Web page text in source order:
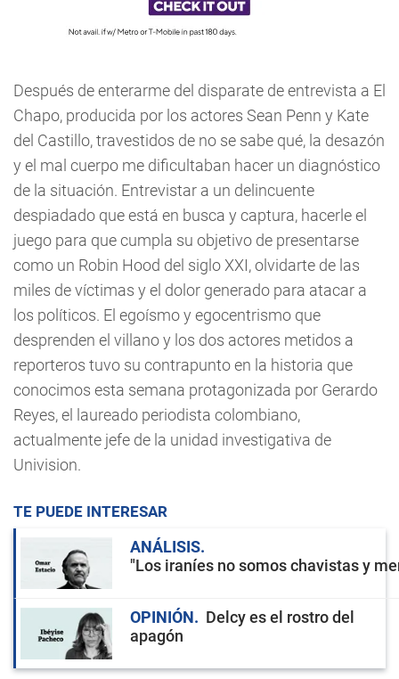
Después de enterarme del disparate de entrevista a El
Chapo, producida por los actores Sean Penn y Kate
del Castillo, travestidos de no se sabe qué, la desazón
y el mal cuerpo me dificultaban hacer un diagnóstico
de la situación. Entrevistar a un delincuente
despiadado que está en busca y captura, hacerle el
juego para que cumpla su objetivo de presentarse
como un Robin Hood del siglo XXI, olvidarte de las
miles de víctimas y el dolor generado para atacar a
los políticos. El egoísmo y egocentrismo que
desprenden el villano y los dos actores metidos a
reporteros tuvo su contrapunto en la historia que
conocimos esta semana protagonizada por Gerardo
Reyes, el laureado periodista colombiano,
actualmente jefe de la unidad investigativa de
Univision.
TE PUEDE INTERESAR
ANÁLISIS
"Los iraníes no somos chavistas y
OPINIÓN
Delcy es el rostro del
apagón